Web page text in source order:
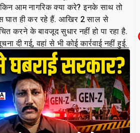
आम नागरिक क्या करे? इनके साथ तो
घात ही कर रहे हैं. आखिर 2 साल से
करने के बावजूद सुधार नहीं हो पा रहा है.
दी गई, वहां से भी कोई कार्रवाई नहीं हुई.
करे?